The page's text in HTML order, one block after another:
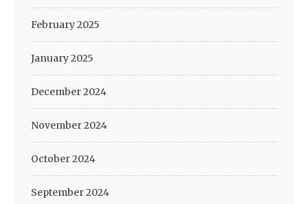
February 2025
January 2025
December 2024
November 2024
October 2024
September 2024